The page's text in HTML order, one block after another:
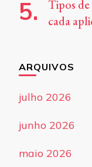
Tipos
cada
ARQUIVOS
julho 2026
junho 2026
maio 2026